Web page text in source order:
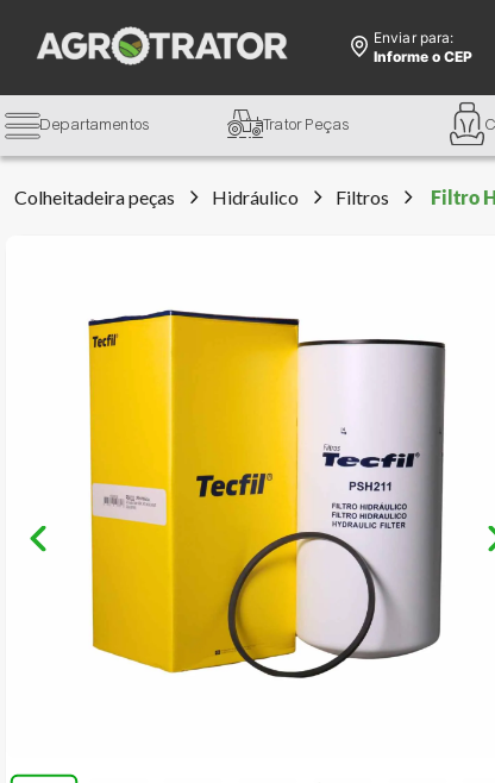
Enviar para:
Informe o CEP
Departamentos Trator Peças
Colheitadeira peças Hidráulico Filtros Filtro